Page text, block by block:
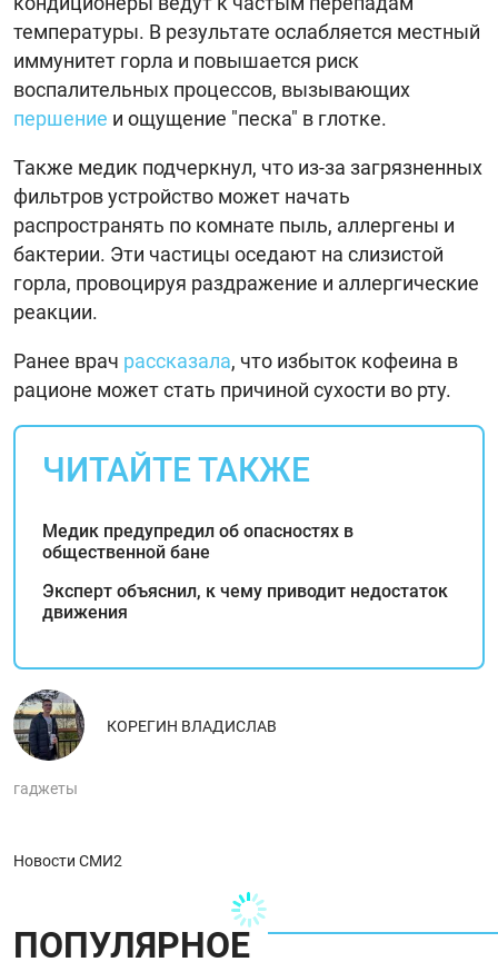
температуры. В результате ослабляется местный
иммунитет горла и повышается риск
воспалительных процессов, вызывающих
першение и ощущение "песка" в глотке.
Также медик подчеркнул, что из-за загрязненных
фильтров устройство может начать
распространять по комнате пыль, аллергены и
бактерии. Эти частицы оседают на слизистой
горла, провоцируя раздражение и аллергические
реакции.
Ранее врач рассказала, что избыток кофеина в
рационе может стать причиной сухости во рту.
ЧИТАЙТЕ ТАКЖЕ
Медик предупредил об опасностях в
общественной бане
Эксперт объяснил, к чему приводит недостаток
движения
КОРЕГИН ВЛАДИСЛАВ
гаджеты
Новости СМИ2
ПОПУЛЯРНОЕ